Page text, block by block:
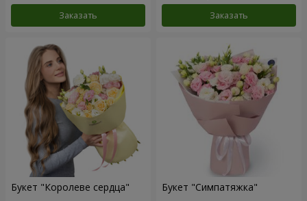
Заказать Заказать
Букет "Королеве сердца" Букет "Симпатяжка"